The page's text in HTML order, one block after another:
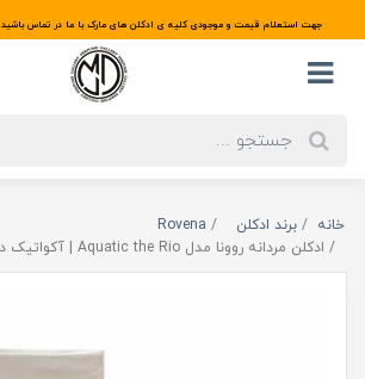
جهت استعلام قیمت و موجودی کلیه ی ادکلن های مارک با ما در تماس باشید
خانه برند ادکلن
Rovena
ادکلن مردانه روونا مدل Aquatic the Rio | آکواتیک د ریو